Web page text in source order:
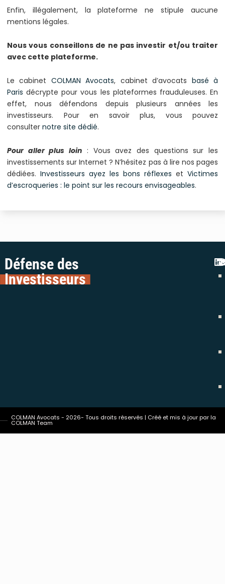
Enfin, illégalement, la plateforme ne stipule aucune
mentions légales.
Nous vous conseillons de ne pas investir et/ou traiter
avec cette plateforme.
Le cabinet COLMAN Avocats, cabinet d’avocats basé à
Paris décrypte pour vous les plateformes frauduleuses. En
effet, nous défendons depuis plusieurs années les
investisseurs. Pour en savoir plus, vous pouvez
consulter notre site dédié.
Pour aller plus loin : Vous avez des questions sur les
investissements sur Internet ? N’hésitez pas à lire nos pages
dédiées. Investisseurs ayez les bons réflexes et Victimes
d’escroqueries : le point sur les recours envisageables.
Défense des
Investisseurs
COLMAN Avocats - 2026- Tous droits réservés | Créé et mis à jour par la
COLMAN Team